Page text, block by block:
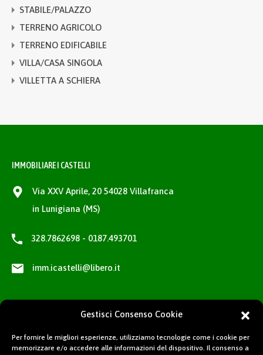
Gestisci Consenso Cookie
Per fornire le migliori esperienze, utilizziamo tecnologie come i cookie per
memorizzare e/o accedere alle informazioni del dispositivo. Il consenso a
STABILE/PALAZZO
TERRENO AGRICOLO
TERRENO EDIFICABILE
VILLA/CASA SINGOLA
VILLETTA A SCHIERA
IMMOBILIARE I CASTELLI
Via XXV Aprile, 20 54028 Villafranca
in Lunigiana (MS)
328.7862698 - 0187.493701
imm.icastelli@libero.it